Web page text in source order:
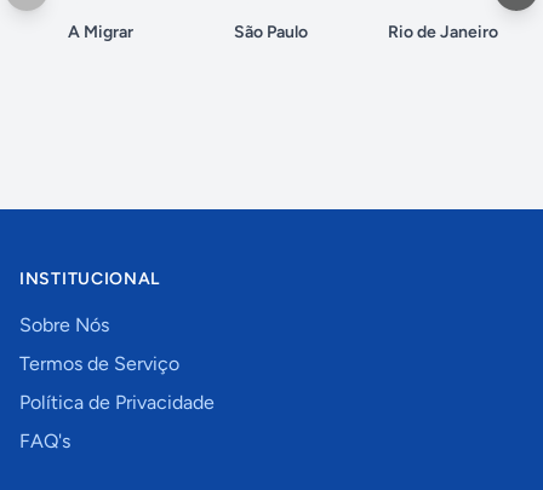
A Migrar São Paulo Rio de Janeiro
INSTITUCIONAL
Sobre Nós
Termos de Serviço
Política de Privacidade
FAQ's